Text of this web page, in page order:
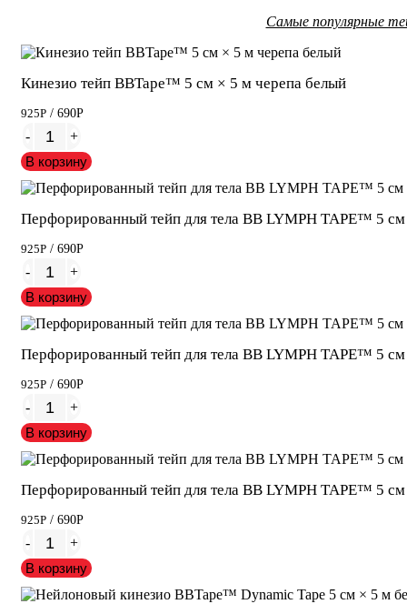
Самые популярные
Кинезио тейп BBTape™ 5 см × 5 м черепа белый
925Р / 690Р
-
+
В корзину
Перфорированный тейп для тела BB LYMPH TAPE™ 5
925Р / 690Р
-
+
В корзину
Перфорированный тейп для тела BB LYMPH TAPE™ 5
925Р / 690Р
-
+
В корзину
Перфорированный тейп для тела BB LYMPH TAPE™ 5
925Р / 690Р
-
+
В корзину